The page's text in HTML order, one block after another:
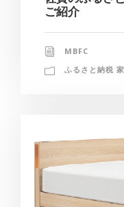
ご紹介
MBFC
ふるさと納税